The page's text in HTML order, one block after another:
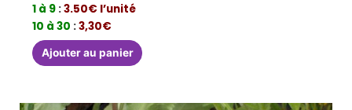
1 à 9 :3.50€ l’unité
10 à 30 :3,30€
Ajouter au panier